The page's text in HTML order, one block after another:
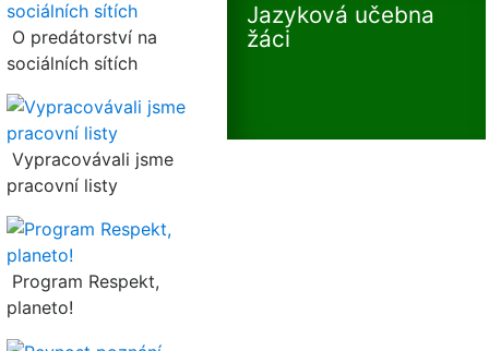
O predátorství na
sociálních sítích
Vypracovávali jsme
pracovní listy
Program Respekt,
planeto!
Jazyková učebna
žáci